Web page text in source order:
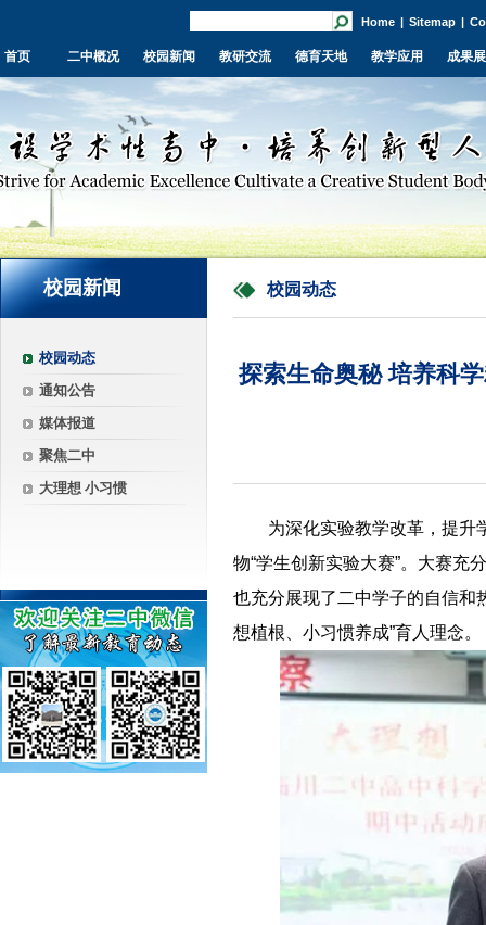
Home | Sitemap |
首页 二中概况 校园新闻 教研交流 德育天地 教学应用 成果
校园新闻
校园动态
通知公告
媒体报道
聚焦二中
大理想 小习惯
校园动态
探索生命奥秘 培养科
为深化实验教学改革，提升
物“学生创新实验大赛”。大赛充
也充分展现了二中学子的自信和
想植根、小习惯养成”育人理念。